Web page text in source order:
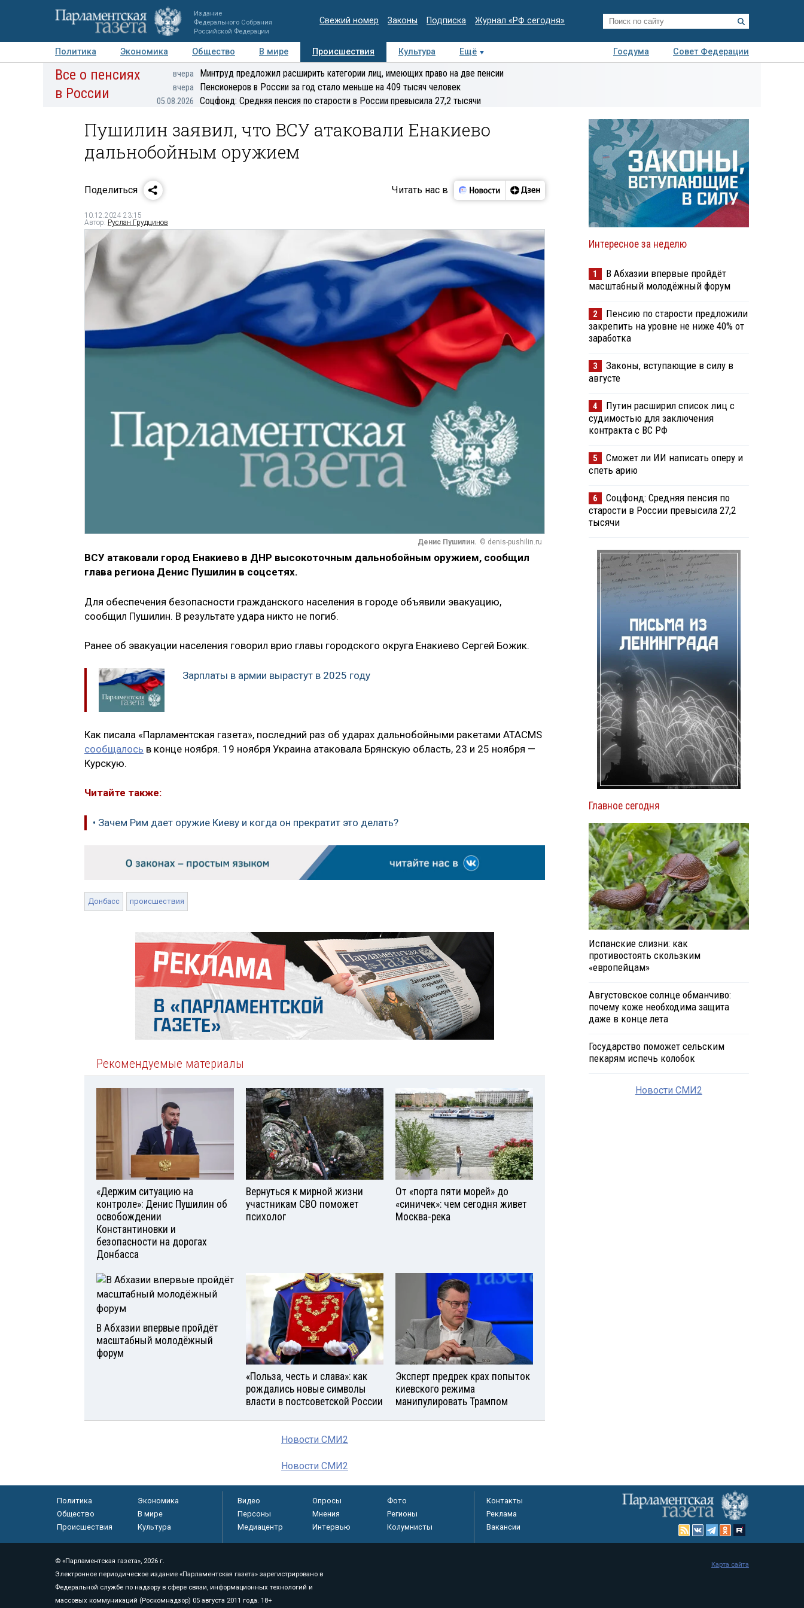
Издание
Федерального Собрания
Российской Федерации
Свежий номер Законы Подписка Журнал «РФ сегодня»
Политика Экономика Общество В мире Происшествия Культура Ещё Госдума
Совет Федерации
Авторы Персоны Мнения Регионы Медиацентр Интервью Колумнисты
Деловая
Все о пенсиях
в России
вчера Минтруд предложил расширить категории лиц, имеющих право на две пенсии
вчера Пенсионеров в России за год стало меньше на 409 тысяч человек
05.08.2026 Соцфонд: Средняя пенсия по старости в России превысила 27,2 тысячи
Пушилин заявил, что ВСУ атаковали Енакиево
дальнобойным оружием
Поделиться Читать нас в
10.12.2024 23:15
Автор: Руслан Грудцинов
Денис Пушилин. © denis-pushilin.ru
ВСУ атаковали город Енакиево в ДНР высокоточным дальнобойным оружием, сообщил
глава региона Денис Пушилин в соцсетях.
Для обеспечения безопасности гражданского населения в городе объявили эвакуацию,
сообщил Пушилин. В результате удара никто не погиб.
Ранее об эвакуации населения говорил врио главы городского округа Енакиево Сергей Божик.
Зарплаты в армии вырастут в 2025 году
Как писала «Парламентская газета», последний раз об ударах дальнобойными ракетами ATACMS
сообщалось в конце ноября. 19 ноября Украина атаковала Брянскую область, 23 и 25 ноября —
Курскую.
Читайте также:
• Зачем Рим дает оружие Киеву и когда он прекратит это делать?
Донбасс происшествия
Рекомендуемые материалы
«Держим ситуацию на
контроле»: Денис Пушилин об
освобождении
Константиновки и
безопасности на дорогах
Донбасса
Вернуться к мирной жизни
участникам СВО поможет
психолог
От «порта пяти морей» до
«синичек»: чем сегодня живет
Москва-река
В Абхазии впервые пройдёт
масштабный молодёжный
форум
«Польза, честь и слава»: как
рождались новые символы
власти в постсоветской России
Эксперт предрек крах попыток
киевского режима
манипулировать Трампом
Новости СМИ2
Новости СМИ2
Интересное за неделю
1
В Абхазии впервые пройдёт
масштабный молодёжный форум
2
Пенсию по старости предложили
закрепить на уровне не ниже 40% от
заработка
3
Законы, вступающие в силу в
августе
4
Путин расширил список лиц с
судимостью для заключения
контракта с ВС РФ
5
Сможет ли ИИ написать оперу и
спеть арию
6
Соцфонд: Средняя пенсия по
старости в России превысила 27,2
тысячи
Главное сегодня
Испанские слизни: как
противостоять скользким
«европейцам»
Августовское солнце обманчиво:
почему коже необходима защита
даже в конце лета
Государство поможет сельским
пекарям испечь колобок
Новости СМИ2
Политика
Экономика
Общество
В мире
Происшествия
Культура
Видео Опросы
Фото
Персоны
Мнения
Регионы
Медиацентр
Интервью Колумнисты
Контакты
Реклама
Вакансии
© «Парламентская газета», 2026 г.
Электронное периодическое издание «Парламентская газета» зарегистрировано в
Федеральной службе по надзору в сфере связи, информационных технологий и
массовых коммуникаций (Роскомнадзор) 05 августа 2011 года. 18+
Карта сайта